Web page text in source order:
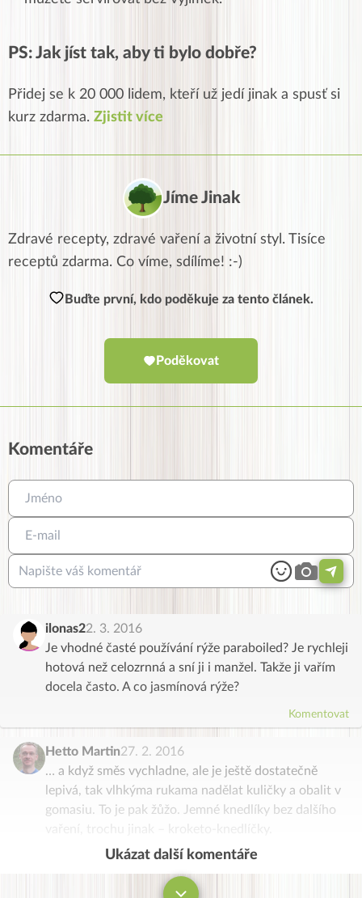
PS: Jak jíst tak, aby ti bylo dobře?
Přidej se k 20 000 lidem, kteří už jedí jinak a spusť si
kurz zdarma. Zjistit více
Jíme Jinak
Zdravé recepty, zdravé vaření a životní styl. Tisíce
receptů zdarma. Co víme, sdílíme! :-)
Buďte první, kdo poděkuje za tento článek.
Poděkovat
Komentáře
ilonas22. 3. 2016
Je vhodné časté používání rýže paraboiled? Je rychleji
hotová než celozrnná a sní ji i manžel. Takže ji vařím
docela často. A co jasmínová rýže?
Komentovat
Hetto Martin27. 2. 2016
… a když směs vychladne, ale je ještě dostatečně
lepivá, tak vlhkýma rukama nadělat kuličky a obalit v
gomasiu. To je pak žůžo. Jemné knedlíky bez dalšího
Ukázat další komentáře